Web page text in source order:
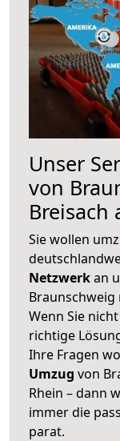
Unser
von
Breisach
Sie wollen
Netzwerkan
Braunschweig
Wenn Sie
richtige
Ihre Fragen
Umzug von
Rhein – dann
immer die
parat.